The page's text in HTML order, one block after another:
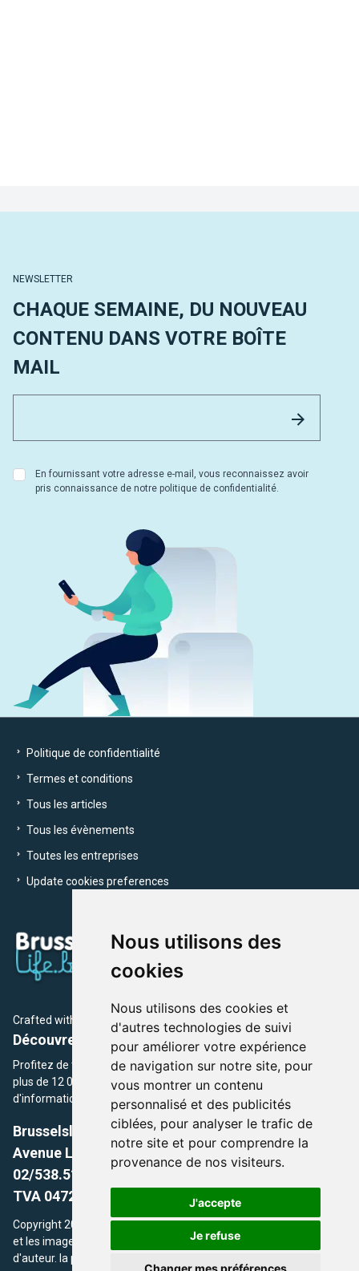
Nous utilisons des
cookies
Nous utilisons des cookies et
d'autres technologies de suivi
pour améliorer votre expérience
de navigation sur notre site, pour
vous montrer un contenu
personnalisé et des publicités
ciblées, pour analyser le trafic de
notre site et pour comprendre la
provenance de nos visiteurs.
J'accepte
Je refuse
Changer mes préférences
NEWSLETTER
CHAQUE SEMAINE, DU NOUVEAU
CONTENU DANS VOTRE BOÎTE
MAIL
En fournissant votre adresse e-mail, vous reconnaissez avoir
pris connaissance de notre politique de confidentialité.
Politique de confidentialité
Termes et conditions
Tous les articles
Tous les évènements
Toutes les entreprises
Update cookies preferences
Crafted with by Brusselslife Team
Découvrez plus de 12 000 adresses et événements
Profitez de toutes les sections de BrusselsLife.be et découvrez
plus de 12 000 adresses et un grand choix d'événements,
d'informations et de conseils et astuces de notre écriture.
Brusselslife.be
Avenue Louise, 500 -1050 Ixelles, Brussels,
02/538.51.49.
TVA 0472.281.221
Copyright 2026 © Brusselslife.be Tous droits réservés. Le contenu
et les images utilisés sur ce site sont protégés par le droit
d'auteur. la propriétaires respectifs.